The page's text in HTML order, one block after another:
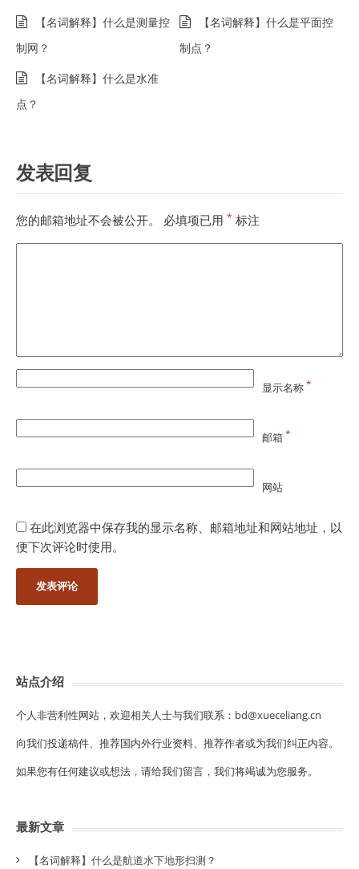
【名词解释】什么是测量控
制网？
【名词解释】什么是平面控
制点？
【名词解释】什么是水准
点？
发表回复
您的邮箱地址不会被公开。 必填项已用 * 标注
显示名称*
邮箱*
网站
在此浏览器中保存我的显示名称、邮箱地址和网站地址，以
便下次评论时使用。
站点介绍
个人非营利性网站，欢迎相关人士与我们联系：bd@xueceliang.cn
向我们投递稿件、推荐国内外行业资料、推荐作者或为我们纠正内容。
如果您有任何建议或想法，请给我们留言，我们将竭诚为您服务。
最新文章
【名词解释】什么是航道水下地形扫测？